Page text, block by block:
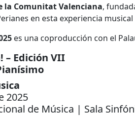
la Comunitat Valenciana,
en esta experiencia musical
es una coproducción con el
– Edición VII
2025
de Música | Sala